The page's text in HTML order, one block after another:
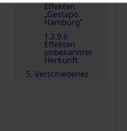
Effekten
„Gestapo
Hamburg“
1.2.9.6
Effekten
unbekannter
Herkunft
5. Verschiedenes